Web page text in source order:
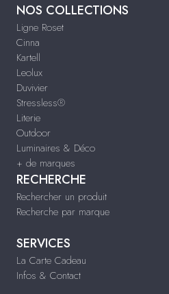
NOS COLLECTIONS
Ligne Roset
Cinna
Kartell
Leolux
Duvivier
Stressless®
Literie
Outdoor
Luminaires & Déco
+ de marques
RECHERCHE
Rechercher un produit
Recherche par marque
SERVICES
La Carte Cadeau
Infos & Contact